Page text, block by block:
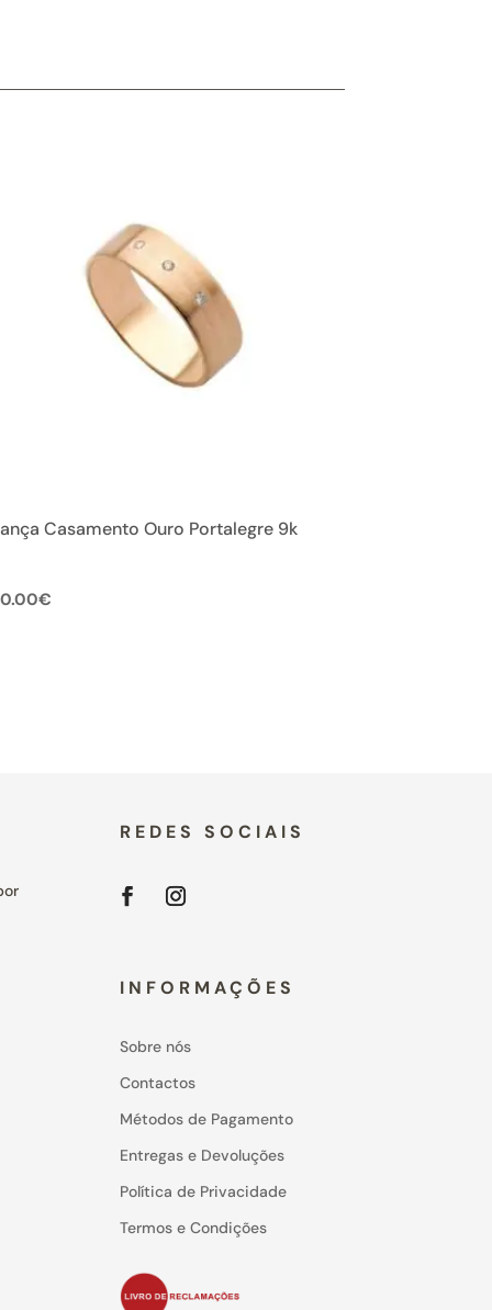
Casamento Ouro Portalegre 9k
€
REDES SOCIAIS
INFORMAÇÕES
Sobre nós
Contactos
Métodos de Pagamento
Entregas e Devoluções
Política de Privacidade
Termos e Condições